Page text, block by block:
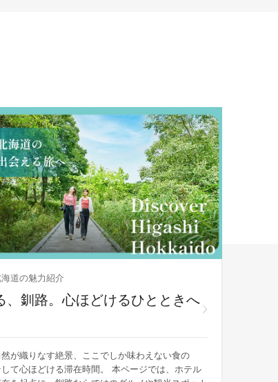
道の魅力紹介
、釧路。心ほどけるひとときへ
が織りなす絶景、ここでしか味わえない食の
て心ほどける滞在時間。 本ページでは、ホテル